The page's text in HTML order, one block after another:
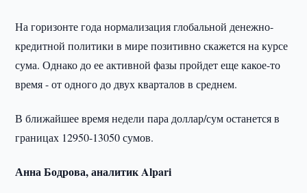
На горизонте года нормализация глобальной денежно-
кредитной политики в мире позитивно скажется на курсе
сума. Однако до ее активной фазы пройдет еще какое-то
время - от одного до двух кварталов в среднем.
В ближайшее время недели пара доллар/сум останется в
границах 12950-13050 сумов.
Анна Бодрова, аналитик Alpari